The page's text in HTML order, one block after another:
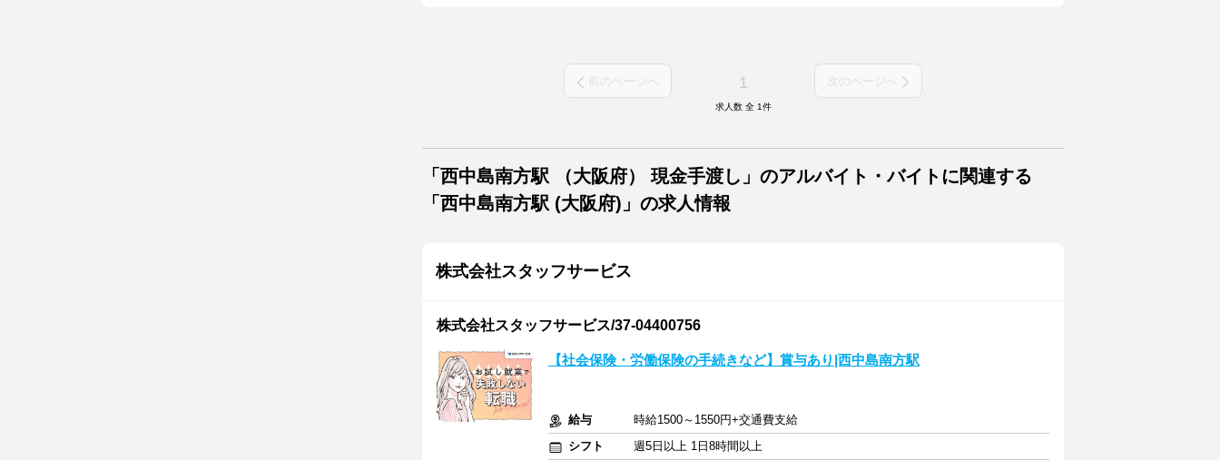
前のページへ 1 次のページへ
求人数 全 1件
「西中島南方駅 （大阪府） 現金手渡し」のアルバイト・バイトに関連する
「西中島南方駅 (大阪府)」の求人情報
株式会社スタッフサービス
株式会社スタッフサービス/37-04400756
【社会保険・労働保険の手続きなど】賞与あり|西中島南方駅
給与
時給1500～1550円+交通費支給
シフト
週5日以上 1日8時間以上